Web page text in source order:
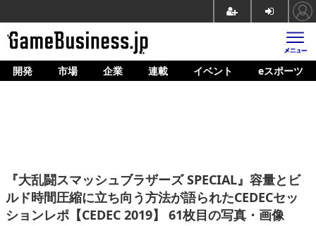
ホーム
企業動向
人材育成
開発 市場 企業 連載 イベント eスポーツ
『大乱闘スマッシュブラザーズ SPECIAL』容量とビ
ルド時間圧縮に立ち向う方法が語られたCEDECセッ
ションレポ【CEDEC 2019】 61枚目の写真・画像